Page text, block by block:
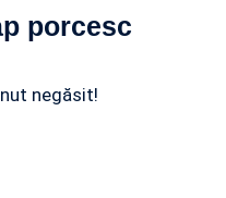
porcesc
negăsit!